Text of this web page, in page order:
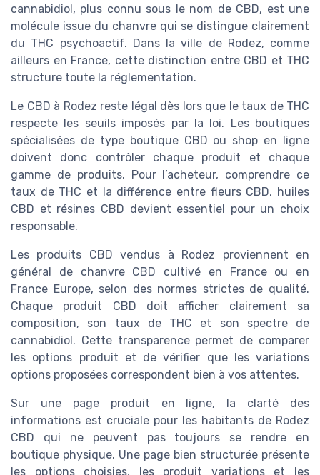
cannabidiol, plus connu sous le nom de CBD, est une
molécule issue du chanvre qui se distingue clairement
du THC psychoactif. Dans la ville de Rodez, comme
ailleurs en France, cette distinction entre CBD et THC
structure toute la réglementation.
Le CBD à Rodez reste légal dès lors que le taux de THC
respecte les seuils imposés par la loi. Les boutiques
spécialisées de type boutique CBD ou shop en ligne
doivent donc contrôler chaque produit et chaque
gamme de produits. Pour l’acheteur, comprendre ce
taux de THC et la différence entre fleurs CBD, huiles
CBD et résines CBD devient essentiel pour un choix
responsable.
Les produits CBD vendus à Rodez proviennent en
général de chanvre CBD cultivé en France ou en
France Europe, selon des normes strictes de qualité.
Chaque produit CBD doit afficher clairement sa
composition, son taux de THC et son spectre de
cannabidiol. Cette transparence permet de comparer
les options produit et de vérifier que les variations
options proposées correspondent bien à vos attentes.
Sur une page produit en ligne, la clarté des
informations est cruciale pour les habitants de Rodez
CBD qui ne peuvent pas toujours se rendre en
boutique physique. Une page bien structurée présente
les options choisies, les produit variations et les